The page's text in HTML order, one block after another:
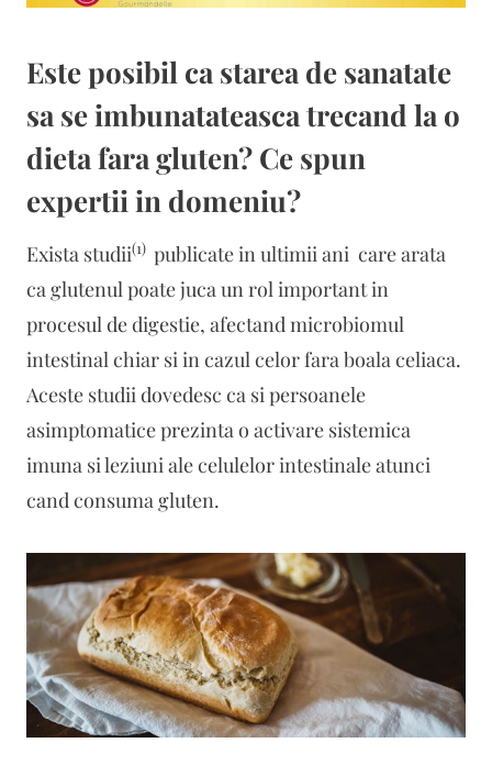
Este posibil ca starea de sanatate
sa se imbunatateasca trecand la o
dieta fara gluten? Ce spun
expertii in domeniu?
Exista studii(1) publicate in ultimii ani care arata
ca glutenul poate juca un rol important in
procesul de digestie, afectand microbiomul
intestinal chiar si in cazul celor fara boala celiaca.
Aceste studii dovedesc ca si persoanele
asimptomatice prezinta o activare sistemica
imuna si leziuni ale celulelor intestinale atunci
cand consuma gluten.